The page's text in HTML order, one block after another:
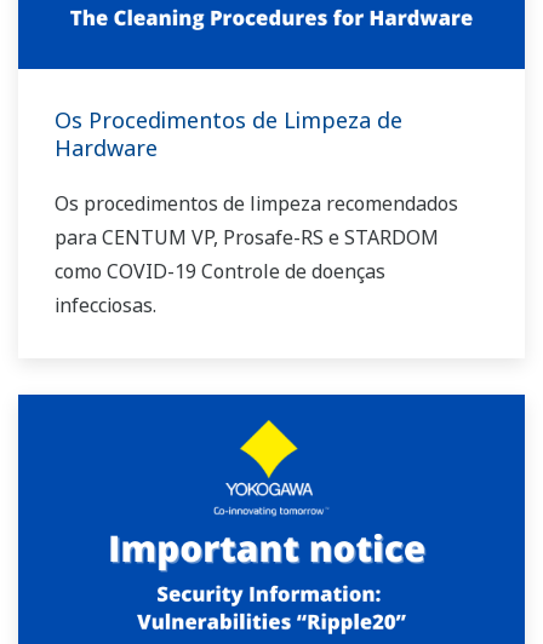
Os Procedimentos de Limpeza de
Hardware
Os procedimentos de limpeza recomendados
para CENTUM VP, Prosafe-RS e STARDOM
como COVID-19 Controle de doenças
infecciosas.